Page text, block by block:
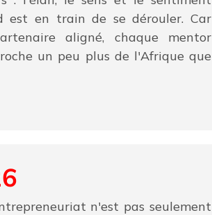
est en train de se dérouler. Car
aligné, chaque mentor
un peu plus de l'Afrique que
n'est pas seulement